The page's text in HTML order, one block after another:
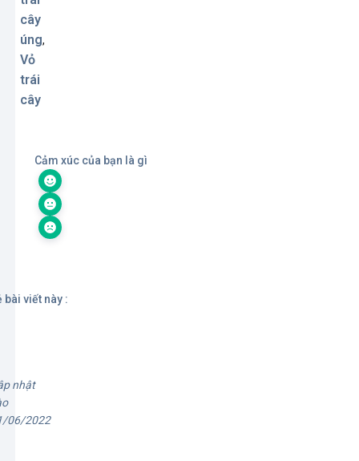
cây
úng,
Vỏ
trái
cây
Cảm xúc của bạn là gì
bài viết này :
nhật
06/2022